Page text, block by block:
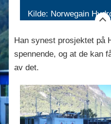
Kilde: Norwegain
Han synest prosjektet på
spennende, og at de kan
av det.